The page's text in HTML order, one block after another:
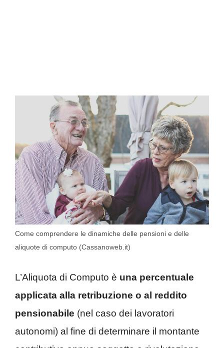
Come comprendere le dinamiche delle pensioni e delle
aliquote di computo (Cassanoweb.it)
L’Aliquota di Computo è una percentuale
applicata alla retribuzione o al reddito
pensionabile (nel caso dei lavoratori
autonomi) al fine di determinare il montante